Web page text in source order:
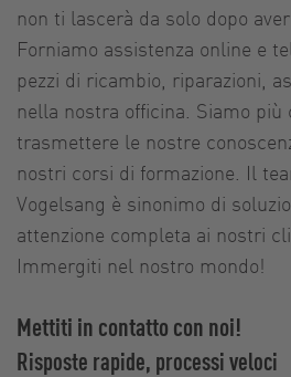
non ti lascerà da solo dopo
Forniamo assistenza online e
pezzi di ricambio, riparazioni,
nella nostra officina. Siamo più
trasmettere le nostre
nostri corsi di formazione. Il
Vogelsang è sinonimo di
attenzione completa ai nostri
Immergiti nel nostro mondo!
Mettiti in contatto con noi!
Risposte rapide, processi veloci